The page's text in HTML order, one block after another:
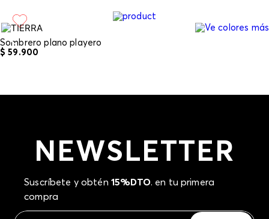
preferencia, sin embargo es importante que el
empaque sea el adecuado según la naturaleza del
durante el proceso de transporte. El costo del
programará la recogida del producto en la dirección
acordada.
Sombrero plano playero
$ 59 .900
NEWSLETTER
Suscríbete y obtén 15%DTO. en tu primera
compra